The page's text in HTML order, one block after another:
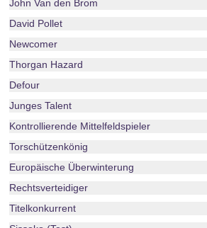
John Van den Brom
David Pollet
Newcomer
Thorgan Hazard
Defour
Junges Talent
Kontrollierende Mittelfeldspieler
Torschützenkönig
Europäische Überwinterung
Rechtsverteidiger
Titelkonkurrent